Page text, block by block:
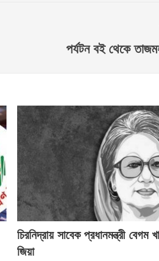
পর্যটন বই থেকে
চিরনিদ্রায় সাবেক প্রধানমন্ত্রী বেগম
জিয়া